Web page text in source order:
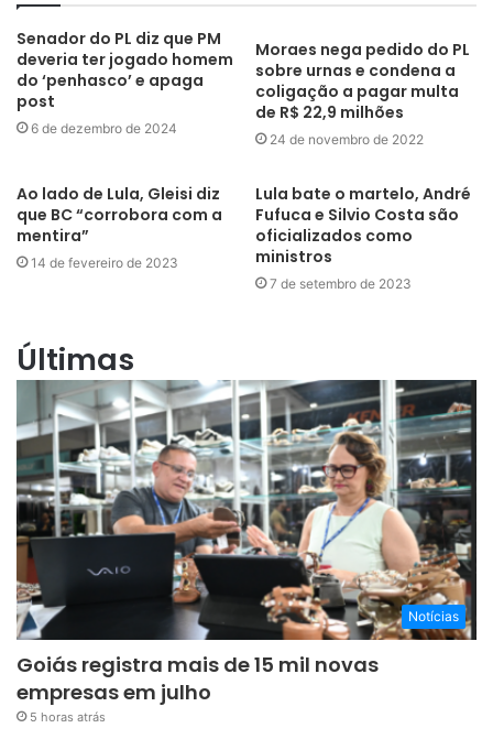
Senador do PL diz que PM
deveria ter jogado homem
do ‘penhasco’ e apaga
post
6 de dezembro de 2024
Moraes nega pedido do PL
sobre urnas e condena a
coligação a pagar multa
de R$ 22,9 milhões
24 de novembro de 2022
Ao lado de Lula, Gleisi diz
que BC “corrobora com a
mentira”
14 de fevereiro de 2023
Lula bate o martelo, André
Fufuca e Silvio Costa são
oficializados como
ministros
7 de setembro de 2023
Últimas
Notícias
Goiás registra mais de 15 mil novas
empresas em julho
5 horas atrás